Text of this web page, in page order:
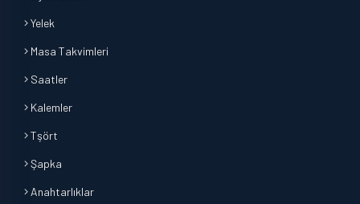
Yelek
Masa Takvimleri
Saatler
Kalemler
Tşört
Şapka
Anahtarlıklar